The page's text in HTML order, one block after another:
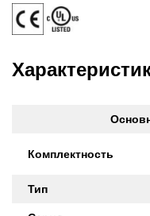
Комплектность
Тип